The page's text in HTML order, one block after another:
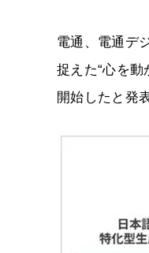
電通、電通デ
捉えた“心を
開始したと発